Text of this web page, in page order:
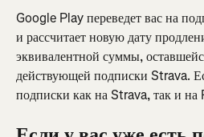
Google Play переведет вас на
и рассчитает новую дату
эквивалентной суммы,
действующей подписки Strava.
подписки как на Strava, так и на